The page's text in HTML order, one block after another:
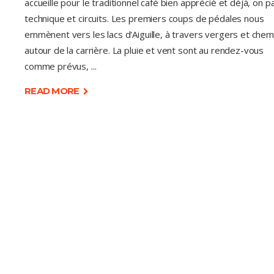
accueille pour le traditionnel café bien apprécié et déjà, on
technique et circuits. Les premiers coups de pédales nous
emmènent vers les lacs d'Aiguille, à travers vergers et
autour de la carrière. La pluie et vent sont au rendez-vous
comme prévus,
READ MORE